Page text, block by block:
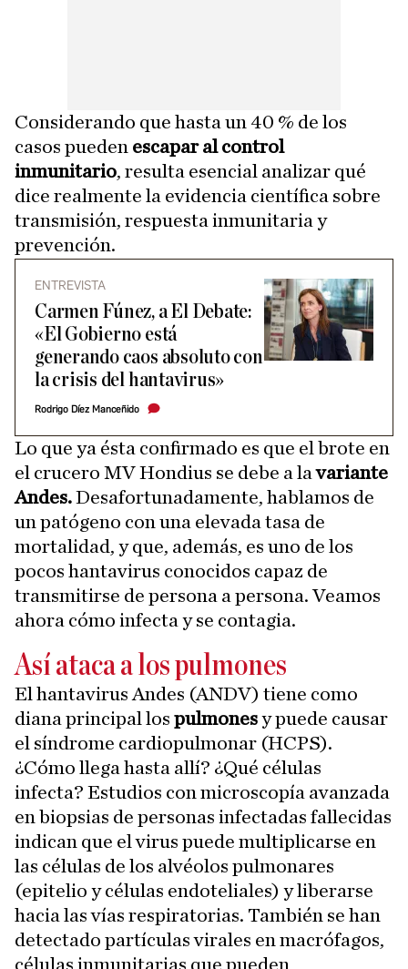
Considerando que hasta un 40 % de los
casos pueden escapar al control
inmunitario, resulta esencial analizar qué
dice realmente la evidencia científica sobre
transmisión, respuesta inmunitaria y
prevención.
ENTREVISTA
Carmen Fúnez, a El Debate:
«El Gobierno está
generando caos absoluto con
la crisis del hantavirus»
Rodrigo Díez Manceñido
Lo que ya ésta confirmado es que el brote en
el crucero MV Hondius se debe a la variante
Andes.Desafortunadamente, hablamos de
un patógeno con una elevada tasa de
mortalidad, y que, además, es uno de los
pocos hantavirus conocidos capaz de
transmitirse de persona a persona. Veamos
ahora cómo infecta y se contagia.
Así ataca a los pulmones
El hantavirus Andes (ANDV) tiene como
diana principal los pulmonesy puede causar
el síndrome cardiopulmonar (HCPS).
¿Cómo llega hasta allí? ¿Qué células
infecta? Estudios con microscopía avanzada
en biopsias de personas infectadas fallecidas
indican que el virus puede multiplicarse en
las células de los alvéolos pulmonares
(epitelio y células endoteliales) y liberarse
hacia las vías respiratorias. También se han
detectado partículas virales en macrófagos,
células inmunitarias que pueden